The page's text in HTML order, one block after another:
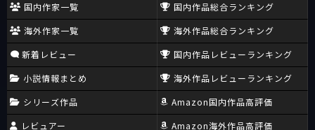
国内作家一覧
海外作家一覧
新着レビュー
小説情報まとめ
シリーズ作品
レビュアー
国内作品総合ランキング
海外作品総合ランキング
国内作品レビューランキング
海外作品レビューランキング
Amazon国内作品高評価
Amazon海外作品高評価